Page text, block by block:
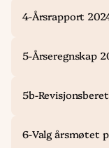
4-Årsrapport
5-Årseregnskap
5b-
6-Valg årsmøtet